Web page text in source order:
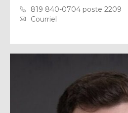
819 840-0704 poste 2209
Courriel